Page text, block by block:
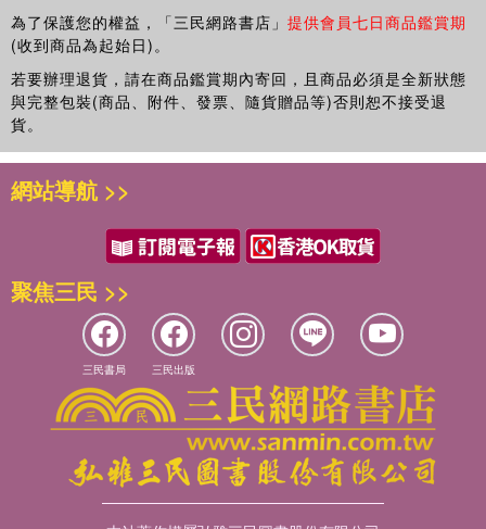
為了保護您的權益，「三民網路書店」 提供會員七日商品鑑賞期
(收到商品為起始日)。
若要辦理退貨，請在商品鑑賞期內寄回，且商品必須是全新狀態
與完整包裝(商品、附件、發票、隨貨贈品等)否則恕不接受退
貨。
網站導航 >>
聚焦三民 >>
三民書局 三民出版